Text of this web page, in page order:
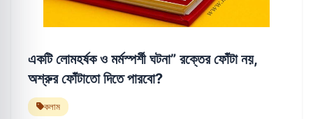
একটি লোমহর্ষক ও মর্মস্পর্শী ঘটনা” রক্তের ফোঁটা নয়,
অশ্রুর ফোঁটাতো দিতে পারবো?
কলাম